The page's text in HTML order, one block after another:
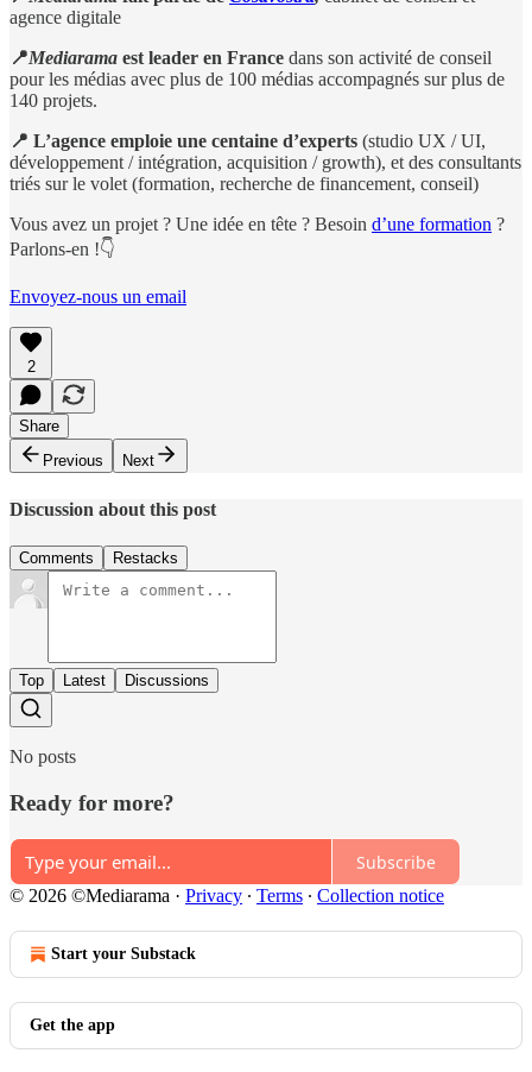
agence digitale
📍Mediarama est leader en France dans son activité de conseil
pour les médias avec plus de 100 médias accompagnés sur plus de
140 projets.
📍 L’agence emploie une centaine d’experts (studio UX / UI,
développement / intégration, acquisition / growth), et des consultants
triés sur le volet (formation, recherche de financement, conseil)
Vous avez un projet ? Une idée en tête ? Besoin d’une formation ?
Parlons-en !👇
Envoyez-nous un email
2
Share
Previous
Next
Discussion about this post
Comments Restacks
Top Latest Discussions
No posts
Ready for more?
Subscribe
© 2026 ©Mediarama · Privacy ∙ Terms ∙ Collection notice
Start your Substack
Get the app